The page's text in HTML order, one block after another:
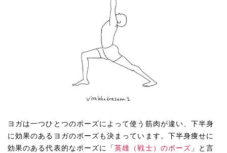
ヨガは一つひとつのポーズによって使う筋肉が違い、下半身
に効果のあるヨガのポーズも決まっています。下半身痩せに
効果のある代表的なポーズに「英雄（戦士）のポーズ 」と言